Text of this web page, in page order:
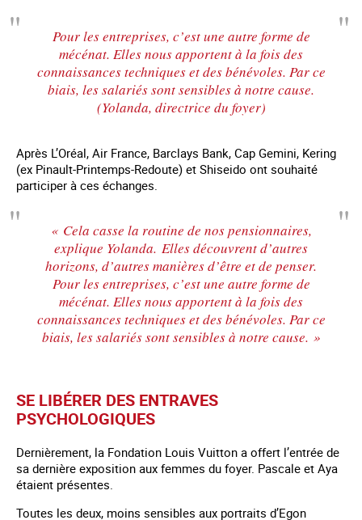
Pour les entreprises, c’est une autre forme de
mécénat. Elles nous apportent à la fois des
connaissances techniques et des bénévoles. Par ce
biais, les salariés sont sensibles à notre cause.
(Yolanda, directrice du foyer)
Après L’Oréal, Air France, Barclays Bank, Cap Gemini, Kering
(ex Pinault-Printemps-Redoute) et Shiseido ont souhaité
participer à ces échanges.
« Cela casse la routine de nos pensionnaires,
explique Yolanda. Elles découvrent d’autres
horizons, d’autres manières d’être et de penser.
Pour les entreprises, c’est une autre forme de
mécénat. Elles nous apportent à la fois des
connaissances techniques et des bénévoles. Par ce
biais, les salariés sont sensibles à notre cause. »
SE LIBÉRER DES ENTRAVES
PSYCHOLOGIQUES
Dernièrement, la Fondation Louis Vuitton a offert l’entrée de
sa dernière exposition aux femmes du foyer. Pascale et Aya
étaient présentes.
Toutes les deux, moins sensibles aux portraits d’Egon